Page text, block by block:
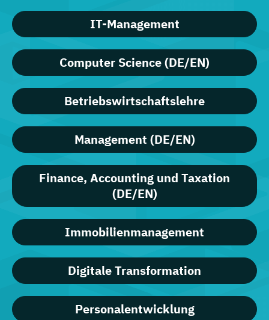
IT-Management
Computer Science (DE/EN)
Betriebswirtschaftslehre
Management (DE/EN)
Finance, Accounting und Taxation
(DE/EN)
Immobilienmanagement
Digitale Transformation
Personalentwicklung